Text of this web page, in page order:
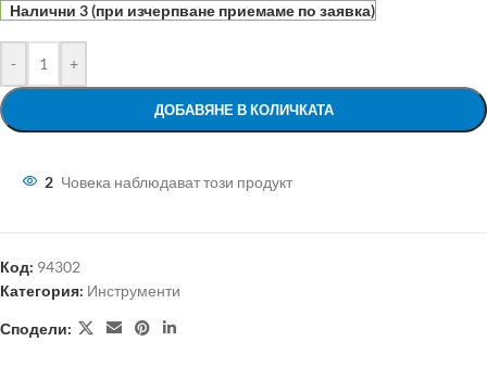
Налични 3 (при изчерпване приемаме по заявка)
- +
ДОБАВЯНЕ В КОЛИЧКАТА
2 Човека наблюдават този продукт
Код: 94302
Категория: Инструменти
Сподели: